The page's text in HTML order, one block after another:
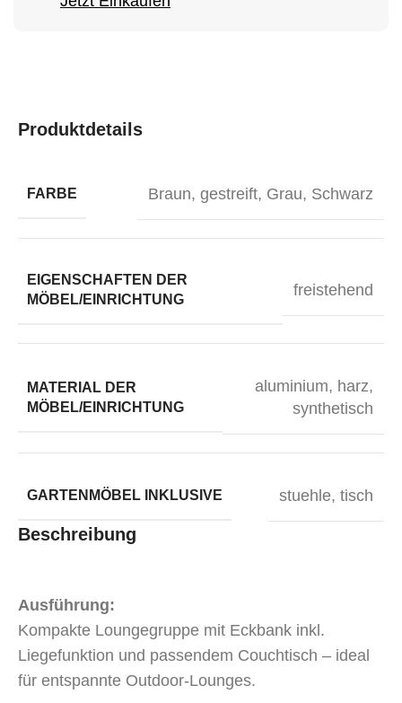
Produktdetails
FARBE Braun, gestreift, Grau, Schwarz
EIGENSCHAFTEN DER
MÖBEL/EINRICHTUNG
freistehend
MATERIAL DER
MÖBEL/EINRICHTUNG
aluminium, harz,
synthetisch
GARTENMÖBEL INKLUSIVE stuehle, tisch
Beschreibung
Ausführung:
Kompakte Loungegruppe mit Eckbank inkl.
Liegefunktion und passendem Couchtisch – ideal
für entspannte Outdoor-Lounges.